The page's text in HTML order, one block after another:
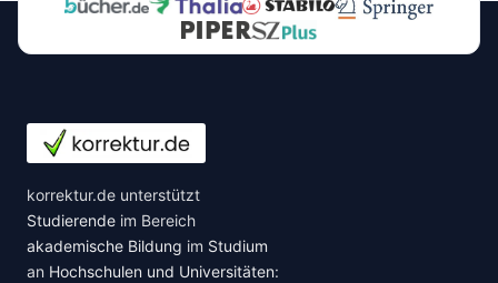
korrektur.de unterstützt
Studierende im Bereich
akademische Bildung im Studium
an Hochschulen und Universitäten: